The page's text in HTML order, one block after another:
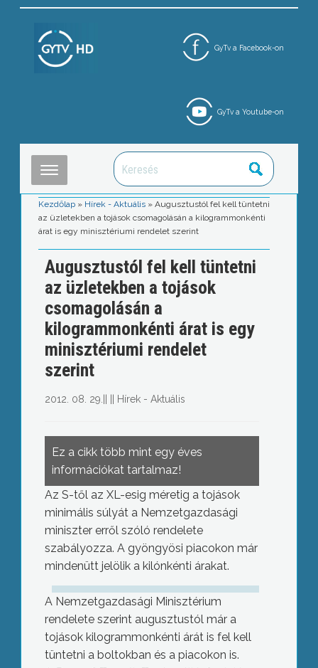
GyTv a Facebook-on
GyTv a Youtube-on
Kezdőlap » Hírek - Aktuális »Augusztustól fel kell tüntetni
az üzletekben a tojások csomagolásán a kilogrammonkénti
árat is egy minisztériumi rendelet szerint
Augusztustól fel kell tüntetni
az üzletekben a tojások
csomagolásán a
kilogrammonkénti árat is egy
minisztériumi rendelet
szerint
2012. 08. 29. Hírek - Aktuális
Ez a cikk több mint egy éves
információkat tartalmaz!
Az S-től az XL-esig méretig a tojások
minimális súlyát a Nemzetgazdasági
miniszter erről szóló rendelete
szabályozza. A gyöngyösi piacokon már
mindenütt jelölik a kilónkénti árakat.
A Nemzetgazdasági Minisztérium
rendelete szerint augusztustól már a
tojások kilogrammonkénti árát is fel kell
tüntetni a boltokban és a piacokon is.